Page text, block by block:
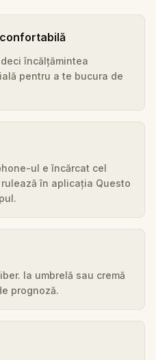
încălțămintea
pentru a te bucura de
ul e încărcat cel
în aplicația Questo
Ia umbrelă sau cremă
prognoză.